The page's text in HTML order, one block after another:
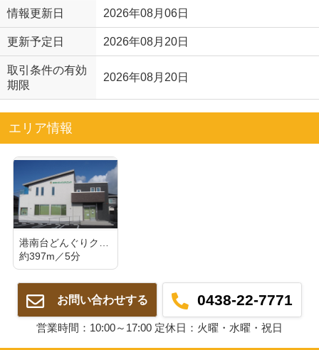
情報更新日 2026年08月06日
更新予定日 2026年08月20日
取引条件の有効
期限
2026年08月20日
エリア情報
港南台どんぐりクリニック
約397m／5分
お問い合わせする 0438-22-7771
営業時間：10:00～17:00 定休日：火曜・水曜・祝日